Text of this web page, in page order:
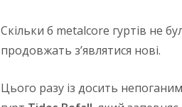
Скільки б metalcore гуртів не
продовжать з’являтися нові.
Цього разу із досить